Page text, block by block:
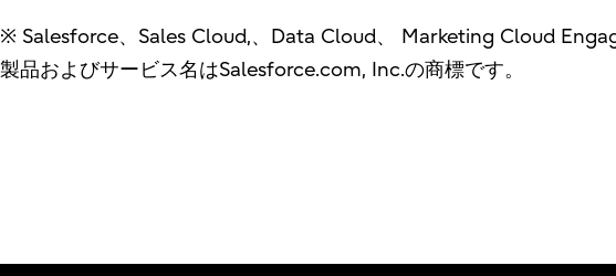
※ Salesforce、Sales Cloud,、Data Cloud、 Marketing Cloud
製品およびサービス名はSalesforce.com, Inc.の商標です。